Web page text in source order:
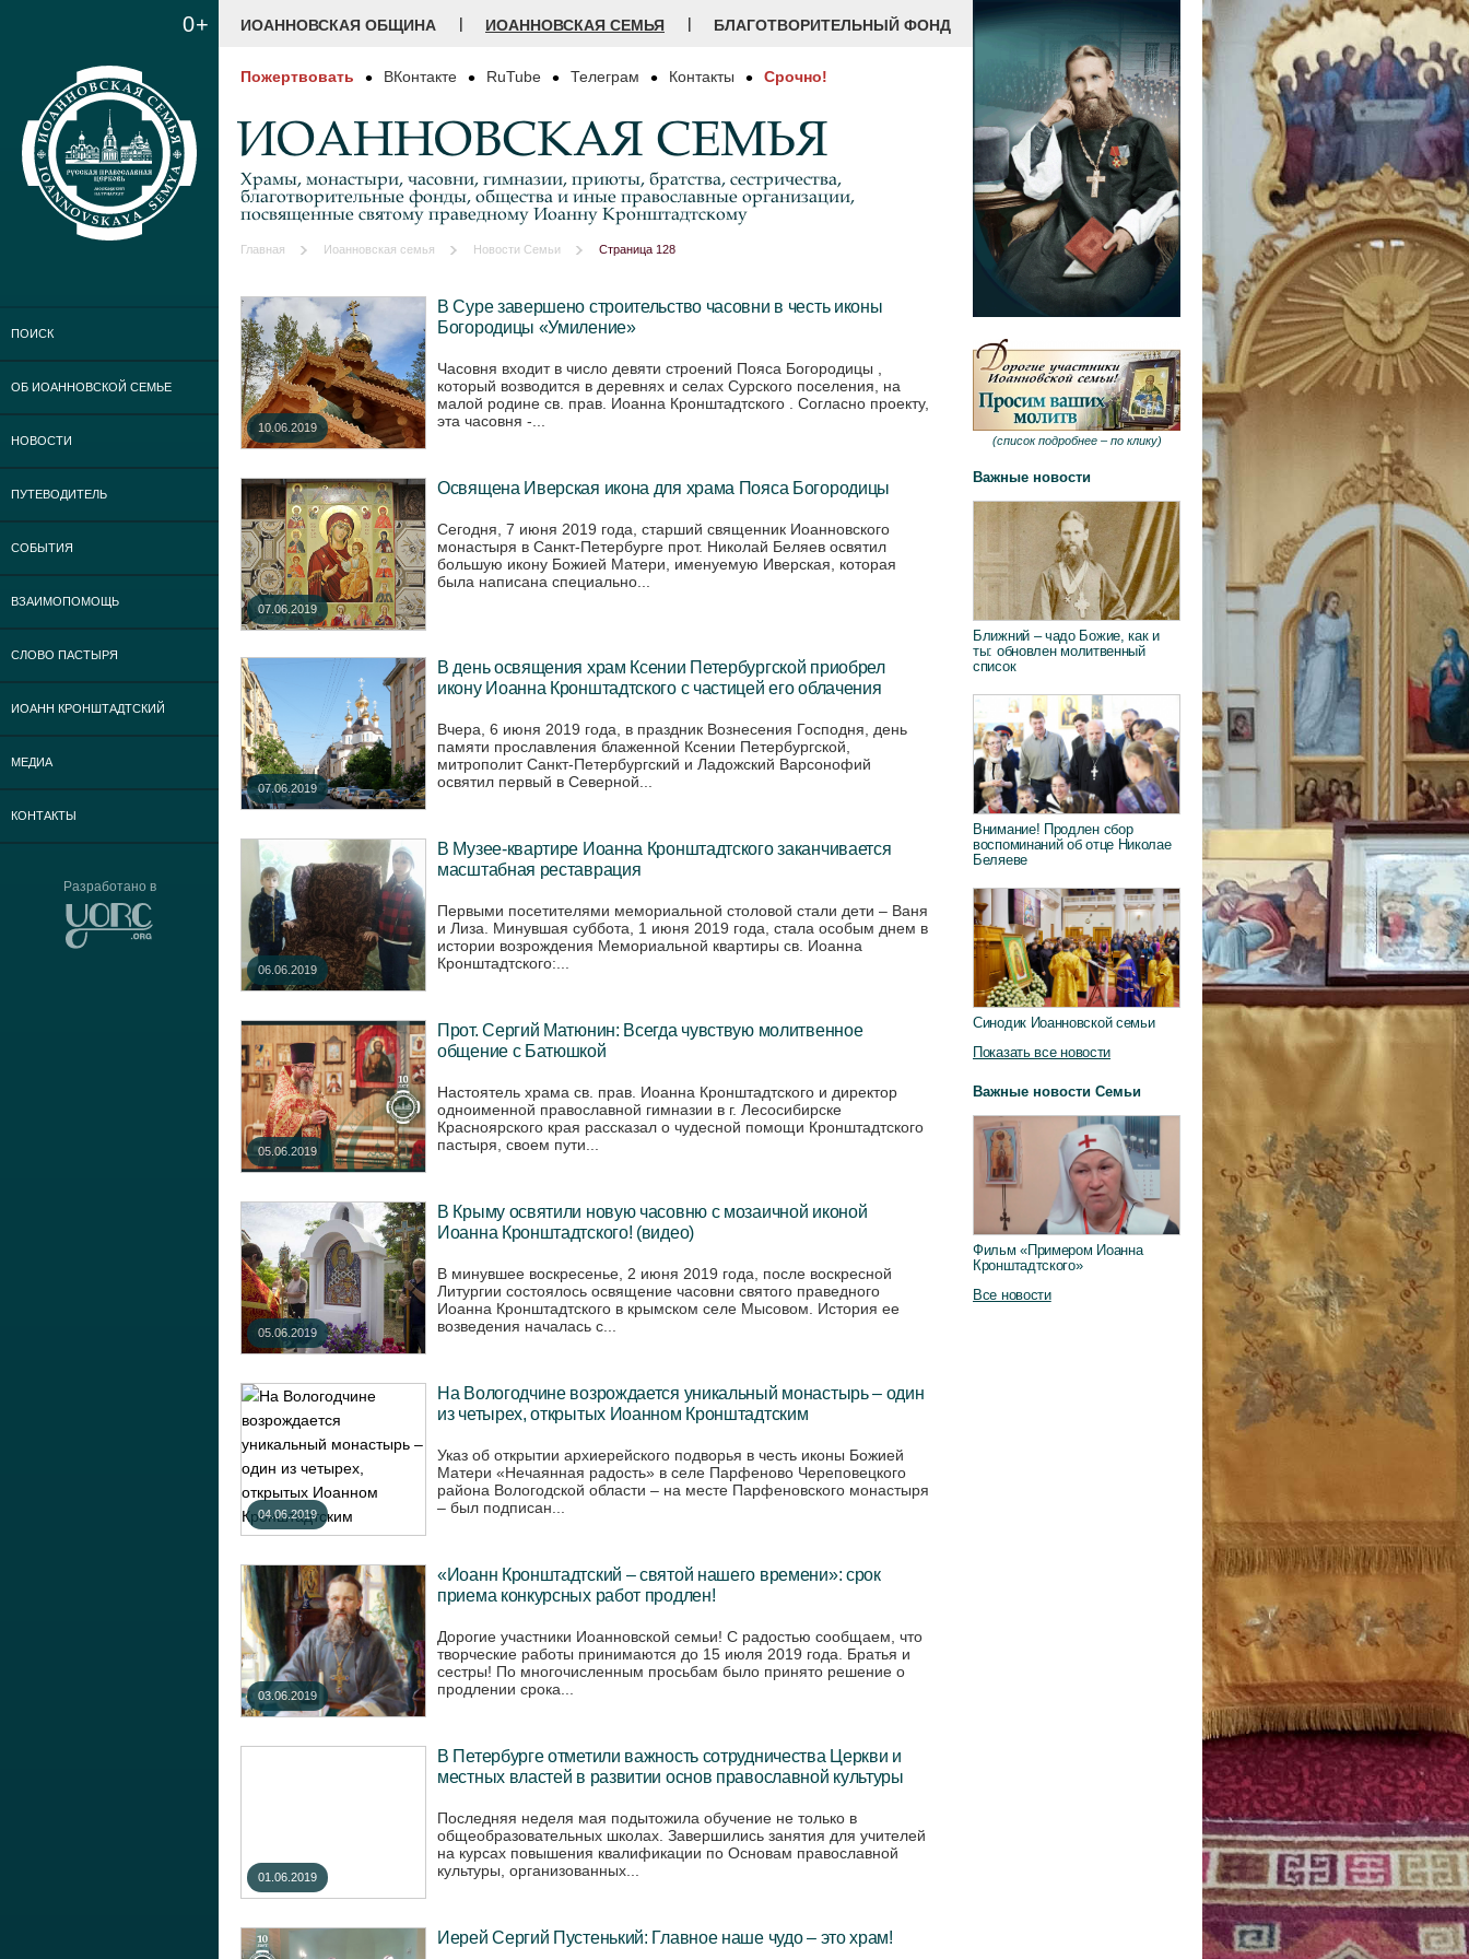
0+
ПОИСК
ОБ ИОАННОВСКОЙ СЕМЬЕ
НОВОСТИ
ПУТЕВОДИТЕЛЬ
СОБЫТИЯ
ВЗАИМОПОМОЩЬ
СЛОВО ПАСТЫРЯ
ИОАНН КРОНШТАДТСКИЙ
МЕДИА
КОНТАКТЫ
Разработано в
ИОАННОВСКАЯ ОБЩИНА | ИОАННОВСКАЯ СЕМЬЯ | БЛАГОТВОРИТЕЛЬНЫЙ ФОНД
Пожертвовать ВКонтакте RuTube Телеграм Контакты Срочно!
ИОАННОВСКАЯ СЕМЬЯ
Храмы, монастыри, часовни, гимназии, приюты, братства, сестричества,
благотворительные фонды, общества и иные православные организации,
посвященные святому праведному Иоанну Кронштадтскому
Главная Иоанновская семья Новости Семьи Страница 128
10.06.2019
В Суре завершено строительство часовни в честь иконы
Богородицы «Умиление»
Часовня входит в число девяти строений Пояса Богородицы ,
который возводится в деревнях и селах Сурского поселения, на
малой родине св. прав. Иоанна Кронштадтского . Согласно проекту,
эта часовня -...
07.06.2019
Освящена Иверская икона для храма Пояса Богородицы
Сегодня, 7 июня 2019 года, старший священник Иоанновского
монастыря в Санкт-Петербурге прот. Николай Беляев освятил
большую икону Божией Матери, именуемую Иверская, которая
была написана специально...
07.06.2019
В день освящения храм Ксении Петербургской приобрел
икону Иоанна Кронштадтского с частицей его облачения
Вчера, 6 июня 2019 года, в праздник Вознесения Господня, день
памяти прославления блаженной Ксении Петербургской,
митрополит Санкт-Петербургский и Ладожский Варсонофий
освятил первый в Северной...
06.06.2019
В Музее-квартире Иоанна Кронштадтского заканчивается
масштабная реставрация
Первыми посетителями мемориальной столовой стали дети – Ваня
и Лиза. Минувшая суббота, 1 июня 2019 года, стала особым днем в
истории возрождения Мемориальной квартиры св. Иоанна
Кронштадтского:...
05.06.2019
Прот. Сергий Матюнин: Всегда чувствую молитвенное
общение с Батюшкой
Настоятель храма св. прав. Иоанна Кронштадтского и директор
одноименной православной гимназии в г. Лесосибирске
Красноярского края рассказал о чудесной помощи Кронштадтского
пастыря, своем пути...
05.06.2019
В Крыму освятили новую часовню с мозаичной иконой
Иоанна Кронштадтского! (видео)
В минувшее воскресенье, 2 июня 2019 года, после воскресной
Литургии состоялось освящение часовни святого праведного
Иоанна Кронштадтского в крымском селе Мысовом. История ее
возведения началась с...
04.06.2019
На Вологодчине возрождается уникальный монастырь – один
из четырех, открытых Иоанном Кронштадтским
Указ об открытии архиерейского подворья в честь иконы Божией
Матери «Нечаянная радость» в селе Парфеново Череповецкого
района Вологодской области – на месте Парфеновского монастыря
– был подписан...
03.06.2019
«Иоанн Кронштадтский – святой нашего времени»: срок
приема конкурсных работ продлен!
Дорогие участники Иоанновской семьи! С радостью сообщаем, что
творческие работы принимаются до 15 июля 2019 года. Братья и
сестры! По многочисленным просьбам было принято решение о
продлении срока...
01.06.2019
В Петербурге отметили важность сотрудничества Церкви и
местных властей в развитии основ православной культуры
Последняя неделя мая подытожила обучение не только в
общеобразовательных школах. Завершились занятия для учителей
на курсах повышения квалификации по Основам православной
культуры, организованных...
Иерей Сергий Пустенький: Главное наше чудо – это храм!
(список подробнее – по клику)
Важные новости
Ближний – чадо Божие, как и
ты: обновлен молитвенный
список
Внимание! Продлен сбор
воспоминаний об отце Николае
Беляеве
Синодик Иоанновской семьи
Показать все новости
Важные новости Семьи
Фильм «Примером Иоанна
Кронштадтского»
Все новости